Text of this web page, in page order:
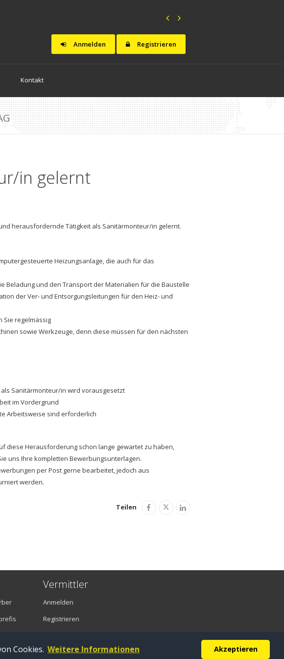
Cookies. Weitere Informationen Akzeptieren
Anmelden Registrieren
Kontakt
in gelernt
herausfordernde Tätigkeit als Sanitärmonteur/in gelernt.
Heizungsanlage, die auch für das
Beladung und den Transport der Materialien für die Baustelle
der Ver- und Entsorgungsleitungen für den Heiz- und
Sie regelmässig
sowie Werkzeuge, denn diese müssen für den nächsten
Sanitärmonteur/in wird vorausgesetzt
im Vordergrund
Arbeitsweise sind erforderlich
diese Herausforderung schon lange gewartet zu haben,
uns Ihre kompletten Bewerbungsunterlagen.
per Post gerne bearbeitet, jedoch aus
werden.
Teilen
Vermittler
Anmelden
Registrieren